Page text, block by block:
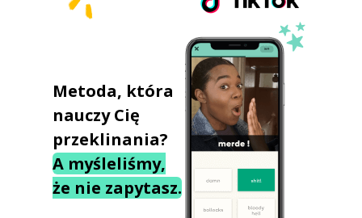
Metoda, która
nauczy Cię
przeklinania?
A myśleliśmy,
że nie zapytasz.